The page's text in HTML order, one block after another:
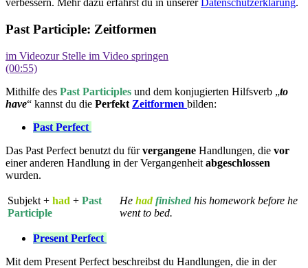
verbessern. Mehr dazu erfährst du in unsererDatenschutzerklärung.
Past Participle: Zeitformen
im Videozur Stelle im Video springen
(00:55)
Mithilfe des Past Participles und dem konjugierten Hilfsverb „to
have“ kannst du die Perfekt Zeitformen bilden:
Past Perfect
Das Past Perfect benutzt du fürvergangene Handlungen, die vor
einer anderen Handlung in der Vergangenheit abgeschlossen
wurden.
Subjekt + had + Past
Participle
He had finished his homework before he
went to bed.
Present Perfect
Mit dem Present Perfect beschreibst du Handlungen, die in der